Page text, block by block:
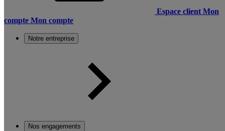
Espace client Mon
compte Mon compte
Notre entreprise
Nos engagements